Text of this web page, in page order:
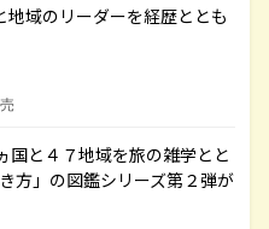
地域のリーダーを経歴ととも
と４７地域を旅の雑学とと
方」の図鑑シリーズ第２弾が